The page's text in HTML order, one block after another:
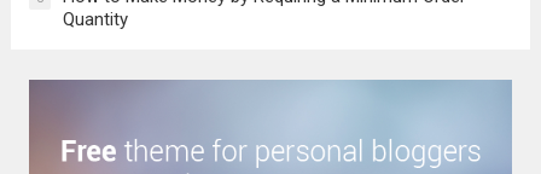
Quantity